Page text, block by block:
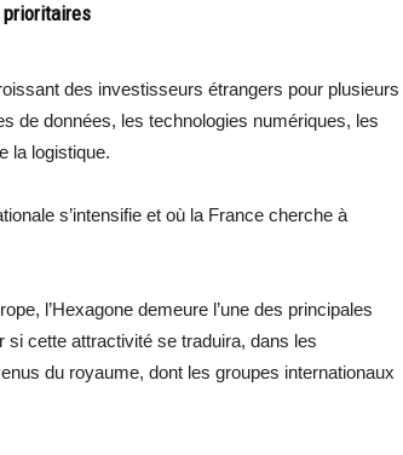
prioritaires
des investisseurs étrangers pour plusieurs
de données, les technologies numériques, les
la logistique.
s’intensifie et où la France cherche à
l’Hexagone demeure l’une des principales
si cette attractivité se traduira, dans les
du royaume, dont les groupes internationaux